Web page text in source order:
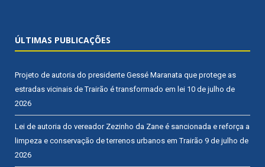
ÚLTIMAS PUBLICAÇÕES
Projeto de autoria do presidente Gessé Maranata que protege as
estradas vicinais de Trairão é transformado em lei 10 de julho de
2026
Lei de autoria do vereador Zezinho da Zane é sancionada e reforça a
limpeza e conservação de terrenos urbanos em Trairão 9 de julho de
2026